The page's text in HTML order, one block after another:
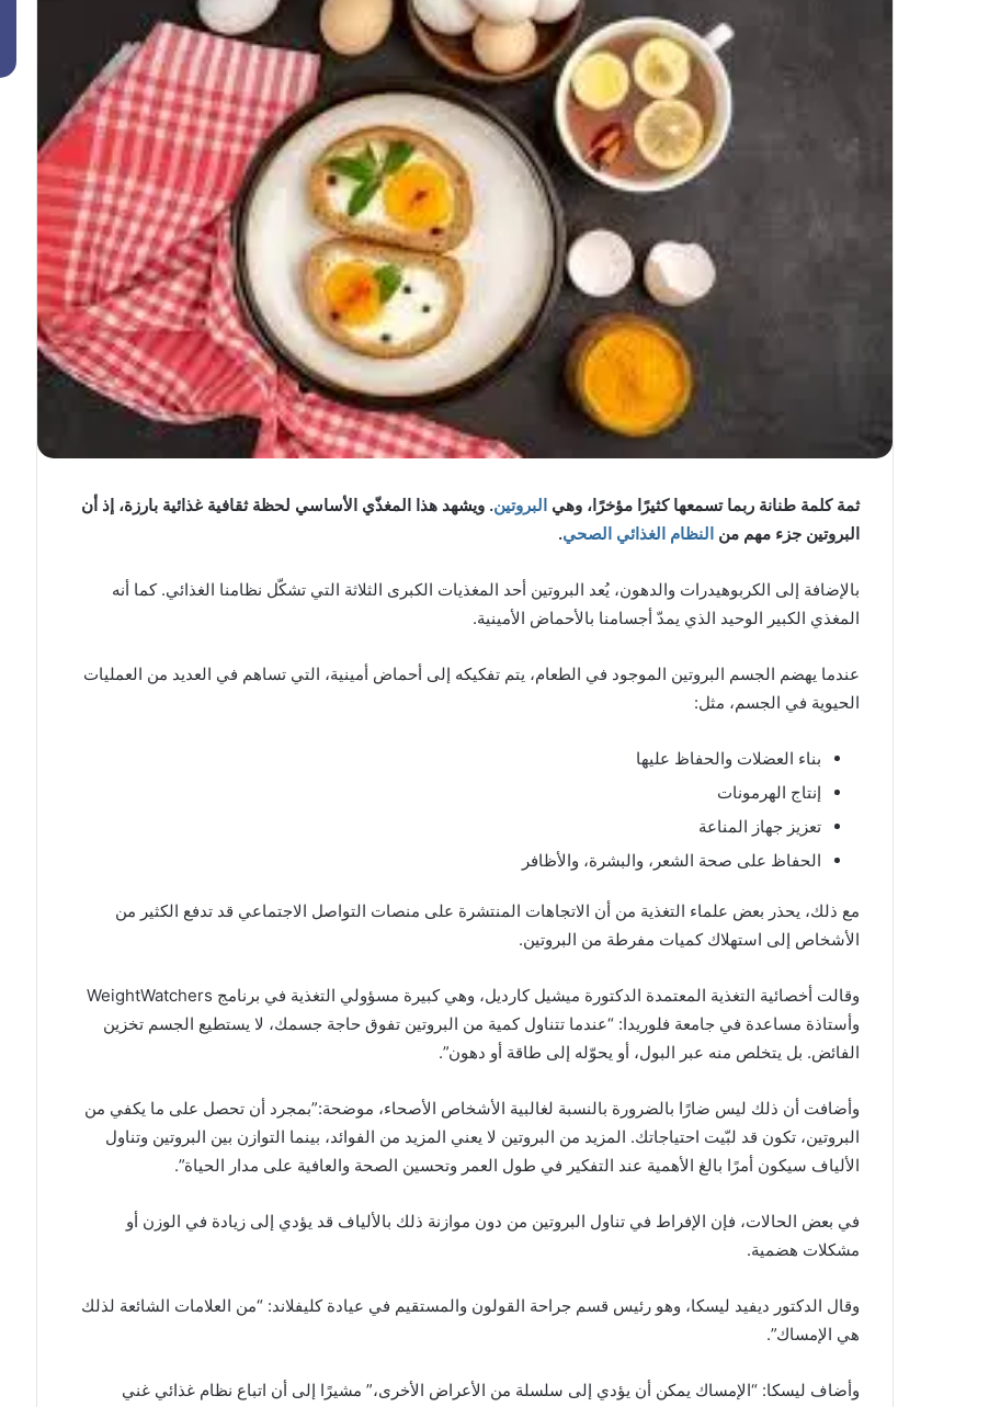
ثمة كلمة طنانة ربما تسمعها كثيرًا مؤخرًا، وهي البروتين. ويشهد هذا المغذّي الأساسي لحظة ثقافية غذائية بارزة، إذ أن
البروتين جزء مهم من النظام الغذائي الصحي.
بالإضافة إلى الكربوهيدرات والدهون، يُعد البروتين أحد المغذيات الكبرى الثلاثة التي تشكّل نظامنا الغذائي. كما أنه
المغذي الكبير الوحيد الذي يمدّ أجسامنا بالأحماض الأمينية.
عندما يهضم الجسم البروتين الموجود في الطعام، يتم تفكيكه إلى أحماض أمينية، التي تساهم في العديد من العمليات
الحيوية في الجسم، مثل:
بناء العضلات والحفاظ عليها
إنتاج الهرمونات
تعزيز جهاز المناعة
الحفاظ على صحة الشعر، والبشرة، والأظافر
مع ذلك، يحذر بعض علماء التغذية من أن الاتجاهات المنتشرة على منصات التواصل الاجتماعي قد تدفع الكثير من
الأشخاص إلى استهلاك كميات مفرطة من البروتين.
وقالت أخصائية التغذية المعتمدة الدكتورة ميشيل كارديل، وهي كبيرة مسؤولي التغذية في برنامج WeightWatchers
وأستاذة مساعدة في جامعة فلوريدا: “عندما تتناول كمية من البروتين تفوق حاجة جسمك، لا يستطيع الجسم تخزين
الفائض. بل يتخلص منه عبر البول، أو يحوّله إلى طاقة أو دهون”.
وأضافت أن ذلك ليس ضارًا بالضرورة بالنسبة لغالبية الأشخاص الأصحاء، موضحة:”بمجرد أن تحصل على ما يكفي من
البروتين، تكون قد لبّيت احتياجاتك. المزيد من البروتين لا يعني المزيد من الفوائد، بينما التوازن بين البروتين وتناول
الألياف سيكون أمرًا بالغ الأهمية عند التفكير في طول العمر وتحسين الصحة والعافية على مدار الحياة”.
في بعض الحالات، فإن الإفراط في تناول البروتين من دون موازنة ذلك بالألياف قد يؤدي إلى زيادة في الوزن أو
مشكلات هضمية.
وقال الدكتور ديفيد ليسكا، وهو رئيس قسم جراحة القولون والمستقيم في عيادة كليفلاند: “من العلامات الشائعة لذلك
هي الإمساك”.
وأضاف ليسكا: “الإمساك يمكن أن يؤدي إلى سلسلة من الأعراض الأخرى،” مشيرًا إلى أن اتباع نظام غذائي غني